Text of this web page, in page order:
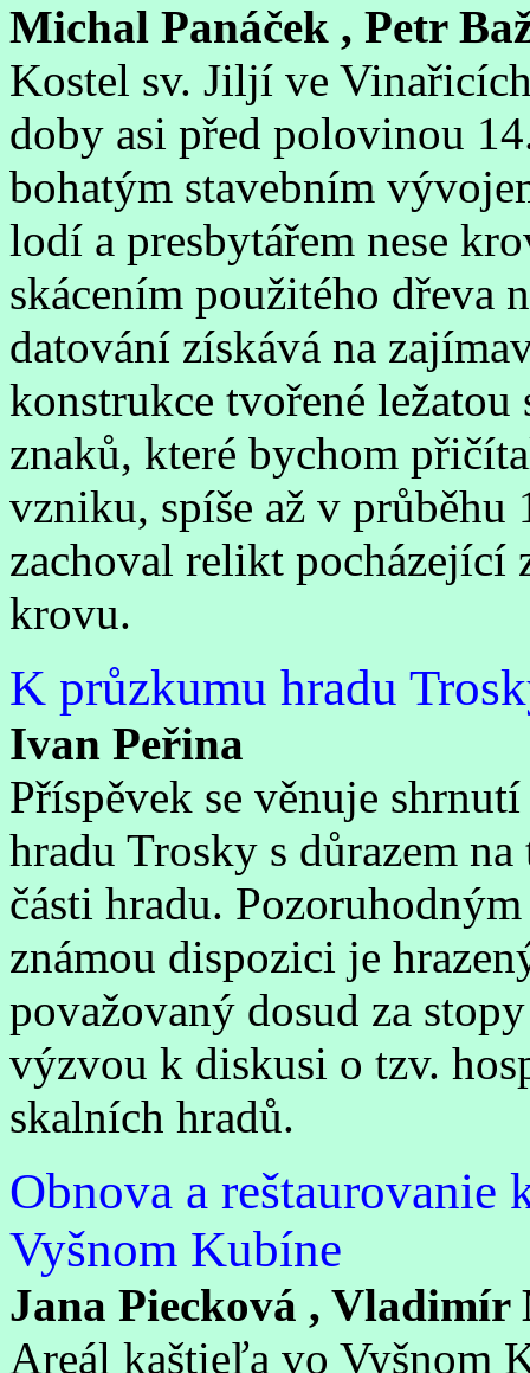
Michal Panáček , Petr
Kostel sv. Jiljí ve
doby asi před polovinou
bohatým stavebním
lodí a presbytářem nese
skácením použitého dřeva
datování získává na
konstrukce tvořené
znaků, které bychom
vzniku, spíše až v průběhu
zachoval relikt pocházející
krovu.
K průzkumu hradu
Ivan Peřina
Příspěvek se věnuje
hradu Trosky s důrazem
části hradu.
známou dispozici je
považovaný dosud za
výzvou k diskusi o tzv.
skalních hradů.
Obnova a
Vyšnom Kubíne
Jana Piecková ,
Areál kaštieľa vo Vyšnom